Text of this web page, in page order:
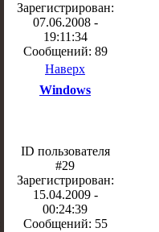
Зарегистрирован:
07.06.2008 -
19:11:34
Сообщений: 89
Наверх
Windows
ID пользователя
#29
Зарегистрирован:
15.04.2009 -
00:24:39
Сообщений: 55